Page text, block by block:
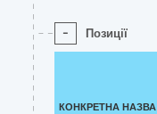
- Позиції
КОНКРЕТНА НАЗВА